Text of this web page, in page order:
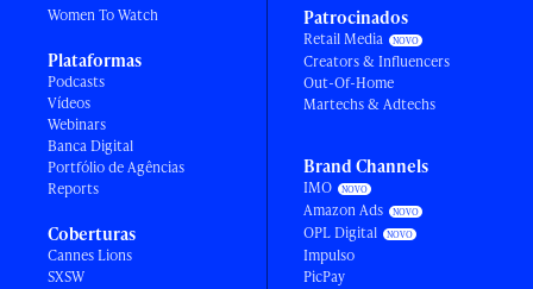
Women To Watch
Plataformas
Podcasts
Vídeos
Webinars
Banca Digital
Portfólio de Agências
Reports
Coberturas
Cannes Lions
SXSW
Patrocinados
Retail Media
Creators & Influencers
Out-Of-Home
Martechs & Adtechs
Brand Channels
IMO
Amazon Ads
OPL Digital
Impulso
PicPay